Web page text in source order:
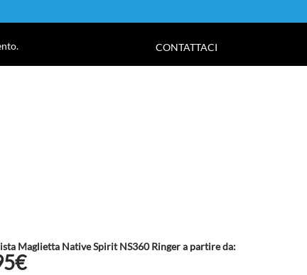
CONTATTACI
Maglietta Native Spirit NS360 Ringer a partire da: